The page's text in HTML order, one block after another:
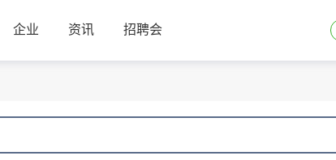
企业 资讯 招聘会